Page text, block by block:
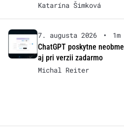
Katarína Šimková
7. augusta 2026 •
1m
ChatGPT poskytne
aj pri verzii zadarmo
Michal Reiter